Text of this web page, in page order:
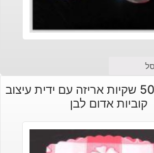
תכשיטנות: 50 שקיות אריזה עם ידית עיצוב
קוביות אדום לבן